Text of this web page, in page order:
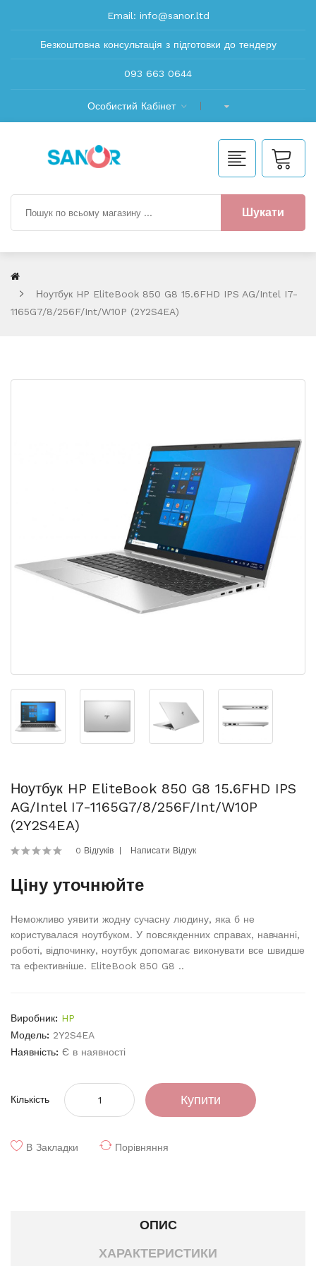
Email: info@sanor.ltd
Безкоштовна консультація з підготовки до тендеру
093 663 0644
Особистий Кабінет
Шукати
Ноутбук HP EliteBook 850 G8 15.6FHD IPS AG/Intel I7-
1165G7/8/256F/int/W10P (2Y2S4EA)
Ноутбук HP EliteBook 850 G8 15.6FHD IPS
AG/Intel I7-1165G7/8/256F/int/W10P
(2Y2S4EA)
0 Відгуків Написати Відгук
Ціну уточнюйте
Неможливо уявити жодну сучасну людину, яка б не
користувалася ноутбуком. У повсякденних справах, навчанні,
роботі, відпочинку, ноутбук допомагає виконувати все швидше
та ефективніше. EliteBook 850 G8 ..
Виробник: HP
Модель: 2Y2S4EA
Наявність: Є в наявності
Кількість Купити
В Закладки Порівняння
ОПИС
ХАРАКТЕРИСТИКИ